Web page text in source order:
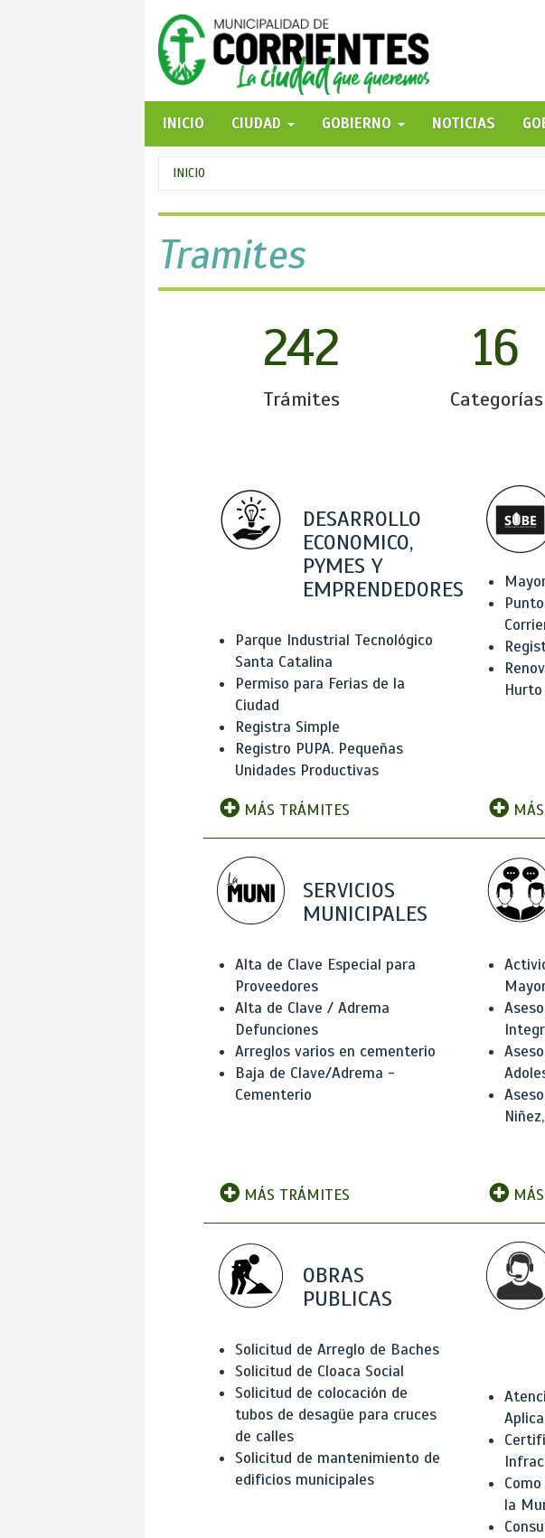
INICIO
CIUDAD GOBIERNO NOTICIAS
Se
encuentra
usted
aquí
INICIO
Tramites
242
Trámites
16
Categorías
DESARROLLO
ECONOMICO,
PYMES Y
EMPRENDEDORES
Parque Industrial Tecnológico
Santa Catalina
Permiso para Ferias de la
Ciudad
Registra Simple
Registro PUPA. Pequeñas
Unidades Productivas
MÁS TRÁMITES MÁS
SERVICIOS
MUNICIPALES
Alta de Clave Especial para
Proveedores
Alta de Clave / Adrema
Defunciones
Arreglos varios en cementerio
Baja de Clave/Adrema -
Cementerio
MÁS TRÁMITES MÁS
OBRAS
PUBLICAS
Solicitud de Arreglo de Baches
Solicitud de Cloaca Social
Solicitud de colocación de
tubos de desagüe para cruces
de calles
Solicitud de mantenimiento de
edificios municipales
la